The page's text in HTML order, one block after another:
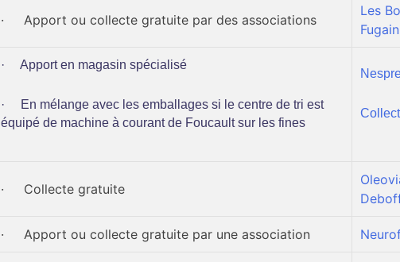
· Apport ou collecte gratuite par des associations
Les
Fugain
· Apport en magasin spécialisé
· En mélange avec les emballages si le centre de tri est
équipé de machine à courant de Foucault sur les fines
· Collecte gratuite
· Apport ou collecte gratuite par une association